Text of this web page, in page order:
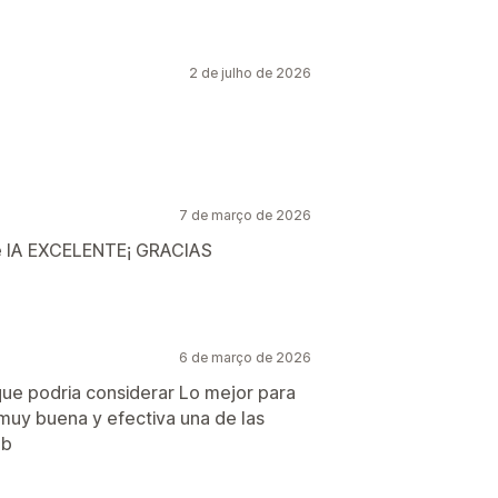
2 de julho de 2026
7 de março de 2026
EXCELENTE¡ GRACIAS
6 de março de 2026
podria considerar Lo mejor para
buena y efectiva una de las